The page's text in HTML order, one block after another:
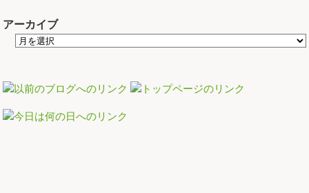
アーカイブ